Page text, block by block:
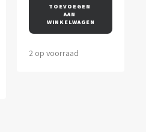
TOEVOEGEN
AAN
WINKELWAGEN
2 op voorraad